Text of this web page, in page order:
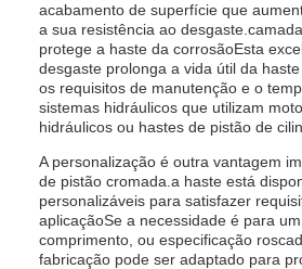
acabamento de superfície que
a sua resistência ao
protege a haste da corrosãoEsta
desgaste prolonga a vida útil da
os requisitos de manutenção e o
sistemas hidráulicos que utilizam
hidráulicos ou hastes de pistão de
A personalização é outra vantagem
de pistão cromada.a haste está
personalizáveis para satisfazer
aplicaçãoSe a necessidade é para
comprimento, ou especificação
fabricação pode ser adaptado para